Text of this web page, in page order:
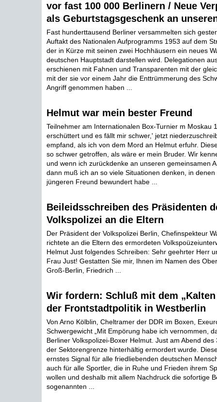
vor fast 100 000 Berlinern / Neue
als Geburtstagsgeschenk an
Fast hunderttausend Berliner versammelten sich
Auftakt des Nationalen Aufprogramms 1953 auf dem
der in Kürze mit seinen zwei Hochhäusern ein neues
deutschen Hauptstadt darstellen wird. Delegationen
erschienen mit Fahnen und Transparenten mit der
mit der sie vor einem Jahr die Enttrümmerung des
Angriff genommen haben ...
Helmut war mein bester Freund
Teilnehmer am Internationalen Box-Turnier m Moskau
erschüttert und es fällt mir schwer,' jetzt
empfand, als ich von dem Mord an Helmut erfuhr.
so schwer getroffen, als wäre er mein Bruder. Wir
und wenn ich zurückdenke an unseren gemeinsamen
dann muß ich an so viele Situationen denken, in denen
jüngeren Freund bewundert habe ...
Beileidsschreiben des Präsidenten
Volkspolizei an die Eltern
Der Präsident der Volkspolizei Berlin, Chefinspekteur
richtete an die Eltern des ermordeten
Helmut Just folgendes Schreiben: Sehr geehrter Herr
Frau Just! Gestatten Sie mir, Ihnen im Namen des
Groß-Berlin, Friedrich ...
Wir fordern: Schluß mit dem
der Frontstadtpolitik in Westberlin
Von Arno Kölblin, Cheltramer der DDR im Boxen,
Schwergewicht „Mit Empörung habe ich vernommen,
Berliner Volkspolizei-Boxer Helmut. Just am Abend
der Sektorengrenze hinterhältig ermordert wurde.
ernstes Signal für alle friedliebenden deutschen
auch für alle Sportler, die in Ruhe und Frieden ihrem
wollen und deshalb mit allem Nachdruck die sofortige
sogenannten ...